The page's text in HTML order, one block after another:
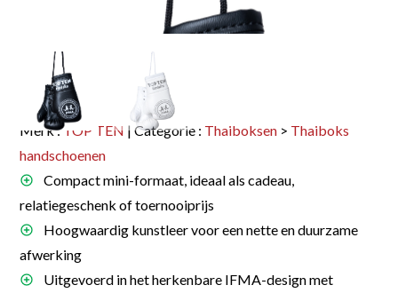
Merk :TOP TEN | Categorie : Thaiboksen > Thaiboks
handschoenen
Compact mini-formaat, ideaal als cadeau,
relatiegeschenk of toernooiprijs
Hoogwaardig kunstleer voor een nette en duurzame
afwerking
Uitgevoerd in het herkenbare IFMA-design met